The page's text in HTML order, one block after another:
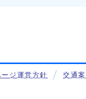
ジ運営方針 交通